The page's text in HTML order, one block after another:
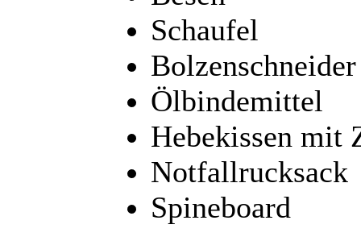
Schaufel
Bolzenschneider
Ölbindemittel
Hebekissen mit
Notfallrucksack
Spineboard